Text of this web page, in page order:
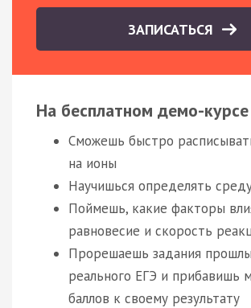
ЗАПИСАТЬСЯ
На бесплатном демо-
Сможешь быстро
на ионы
Научишься определять
Поймешь, какие факторы
равновесие и скорость
Прорешаешь задания
реального ЕГЭ и прибавишь
баллов к своему результату